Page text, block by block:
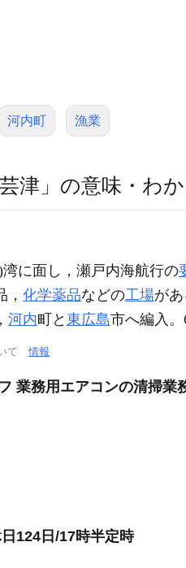
河内町 漁業
津」の意味・わ
に面し，瀬戸内海航行の
， 化学薬品などの工場が
河内町と 東広島市へ編入。
いて情報
業務用エアコンの清掃業
124日/17時半定時